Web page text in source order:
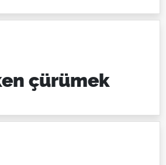
çürümek